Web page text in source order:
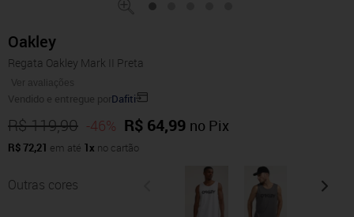
Oakley
Regata Oakley Mark II Preta
Ver avaliações
Vendido e entregue porDafiti
R$ 119,90 -46% R$ 64,99 no Pix
R$ 72,21 em até 1x no cartão
Outras cores